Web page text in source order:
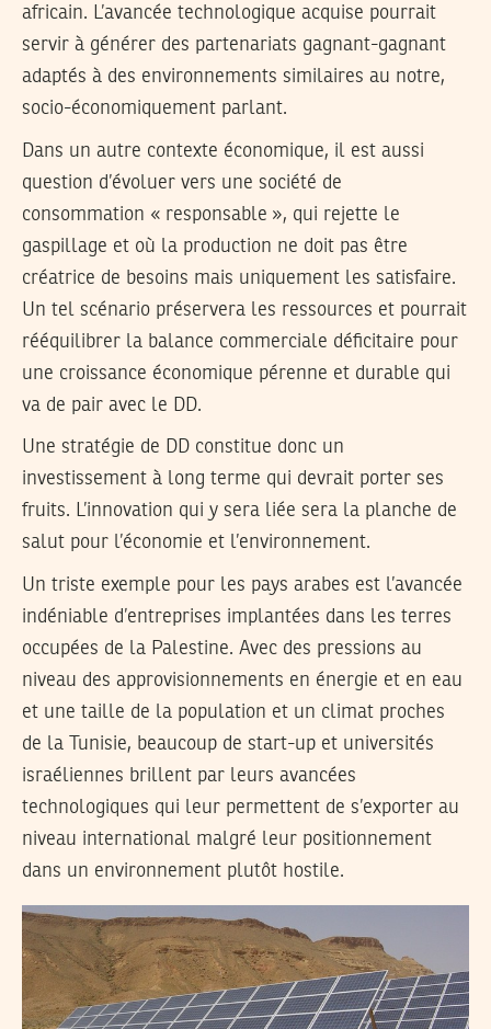
africain. L’avancée technologique acquise pourrait
servir à générer des partenariats gagnant-gagnant
adaptés à des environnements similaires au notre,
socio-économiquement parlant.
Dans un autre contexte économique, il est aussi
question d’évoluer vers une société de
consommation « responsable », qui rejette le
gaspillage et où la production ne doit pas être
créatrice de besoins mais uniquement les satisfaire.
Un tel scénario préservera les ressources et pourrait
rééquilibrer la balance commerciale déficitaire pour
une croissance économique pérenne et durable qui
va de pair avec le DD.
Une stratégie de DD constitue donc un
investissement à long terme qui devrait porter ses
fruits. L’innovation qui y sera liée sera la planche de
salut pour l’économie et l’environnement.
Un triste exemple pour les pays arabes est l’avancée
indéniable d’entreprises implantées dans les terres
occupées de la Palestine. Avec des pressions au
niveau des approvisionnements en énergie et en eau
et une taille de la population et un climat proches
de la Tunisie, beaucoup de start-up et universités
israéliennes brillent par leurs avancées
technologiques qui leur permettent de s’exporter au
niveau international malgré leur positionnement
dans un environnement plutôt hostile.